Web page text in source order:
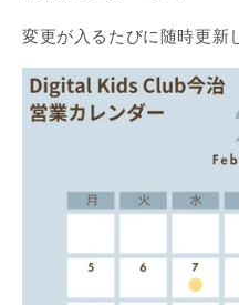
変更が入るたびに随時更新